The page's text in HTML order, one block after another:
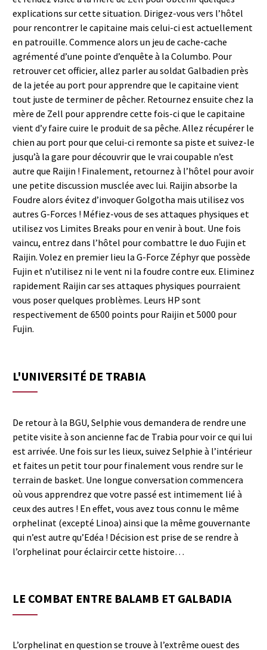
explications sur cette situation. Dirigez-vous vers l’hôtel
pour rencontrer le capitaine mais celui-ci est actuellement
en patrouille. Commence alors un jeu de cache-cache
agrémenté d’une pointe d’enquête à la Columbo. Pour
retrouver cet officier, allez parler au soldat Galbadien près
de la jetée au port pour apprendre que le capitaine vient
tout juste de terminer de pêcher. Retournez ensuite chez la
mère de Zell pour apprendre cette fois-ci que le capitaine
vient d’y faire cuire le produit de sa pêche. Allez récupérer le
chien au port pour que celui-ci remonte sa piste et suivez-le
jusqu’à la gare pour découvrir que le vrai coupable n’est
autre que Raijin ! Finalement, retournez à l’hôtel pour avoir
une petite discussion musclée avec lui. Raijin absorbe la
Foudre alors évitez d’invoquer Golgotha mais utilisez vos
autres G-Forces ! Méfiez-vous de ses attaques physiques et
utilisez vos Limites Breaks pour en venir à bout. Une fois
vaincu, entrez dans l’hôtel pour combattre le duo Fujin et
Raijin. Volez en premier lieu la G-Force Zéphyr que possède
Fujin et n’utilisez ni le vent ni la foudre contre eux. Eliminez
rapidement Raijin car ses attaques physiques pourraient
vous poser quelques problèmes. Leurs HP sont
respectivement de 6500 points pour Raijin et 5000 pour
Fujin.
L'UNIVERSITÉ DE TRABIA
De retour à la BGU, Selphie vous demandera de rendre une
petite visite à son ancienne fac de Trabia pour voir ce qui lui
est arrivée. Une fois sur les lieux, suivez Selphie à l’intérieur
et faites un petit tour pour finalement vous rendre sur le
terrain de basket. Une longue conversation commencera
où vous apprendrez que votre passé est intimement lié à
ceux des autres ! En effet, vous avez tous connu le même
orphelinat (excepté Linoa) ainsi que la même gouvernante
qui n’est autre qu’Edéa ! Décision est prise de se rendre à
l’orphelinat pour éclaircir cette histoire…
LE COMBAT ENTRE BALAMB ET GALBADIA
L’orphelinat en question se trouve à l’extrême ouest des